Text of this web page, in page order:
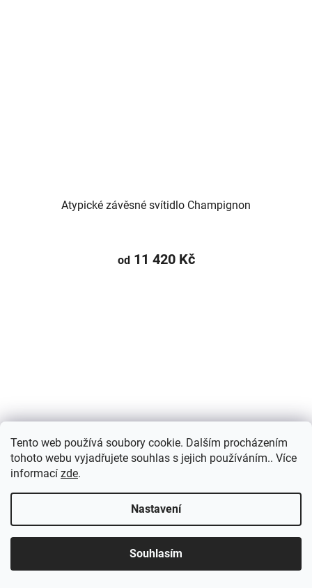
Tento web používá soubory cookie. Dalším procházením
tohoto webu vyjadřujete souhlas s jejich používáním.. Více
informací zde.
Nastavení
Souhlasím
Atypické závěsné svítidlo Champignon
od11 420 Kč